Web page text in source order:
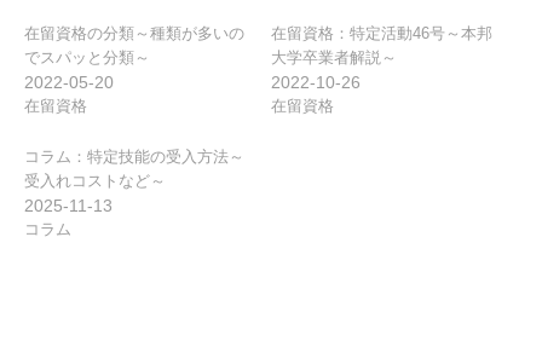
在留資格の分類～種類が多いの
でスパッと分類～
2022-05-20
在留資格
在留資格：特定活動46号～本邦
大学卒業者解説～
2022-10-26
在留資格
コラム：特定技能の受入方法～
受入れコストなど～
2025-11-13
コラム